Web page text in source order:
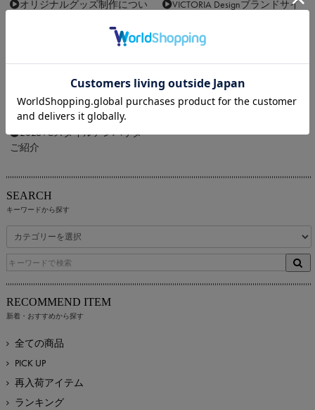
オリジナルグッズ制作につい
VICTORIA Designブランドサイ
2026VCスタイルアンバサダー
ご紹介
SEARCH
キーワードから探す
RECOMMEND ITEM
新着・おすすめから探す
全ての商品
PICK UP
再入荷アイテム
ランキング